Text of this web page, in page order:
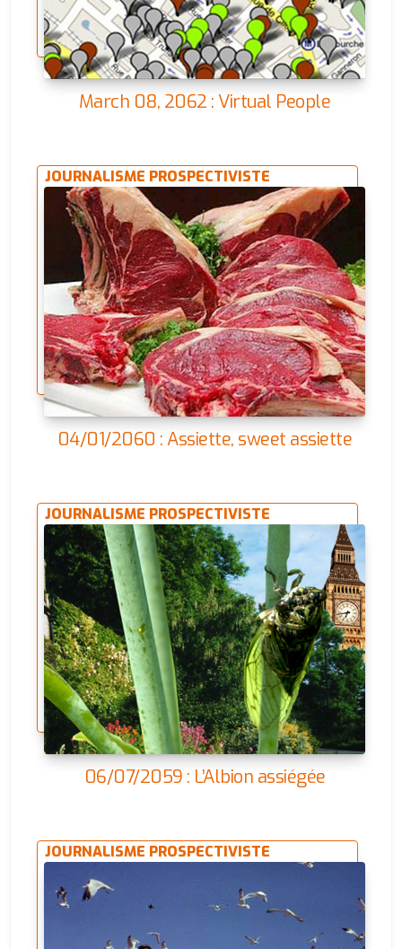
March 08, 2062 : Virtual People
JOURNALISME PROSPECTIVISTE
04/01/2060 : Assiette, sweet assiette
JOURNALISME PROSPECTIVISTE
06/07/2059 : L’Albion assiégée
JOURNALISME PROSPECTIVISTE